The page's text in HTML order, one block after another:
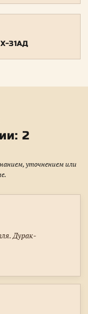
Х-31АД
2
уточнением или
Дурак-